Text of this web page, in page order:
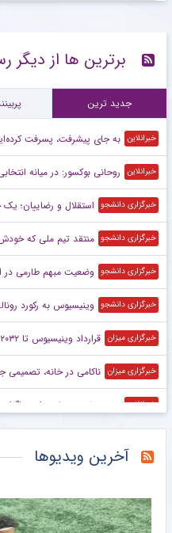
برترین ها از دیگر
جدید ترین
خبرانلاین به جای پیشرفت، پسرفت
خبرانلاین روحانی بوکسور: در میانه
خبرگزاری دانشجو استقلال و رضاییان؛ یک
خبرگزاری دانشجو منتقد تیم ملی که
خبرگزاری دانشجو وضعیت مبهم طارمی در
خبرگزاری دانشجو وینیسیوس به رکورد
خبرگزاری میزان قرارداد وینیسیوس تا ۲۰۳۲ با رئال‌ تمدید شد
خبرگزاری میزان ناکامی در خانه، تصمیمی جنجالی؛
خبرانلاین محبوب‌ترین صفحه اینستاگرام
خبرانلاین الکس نوری به مک‌دونالد روی
آخرین ویدیوها